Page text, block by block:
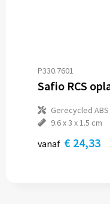
P330.7601
Gerecycled ABS
9.6 x 3 x 1.5 cm
vanaf € 24,33